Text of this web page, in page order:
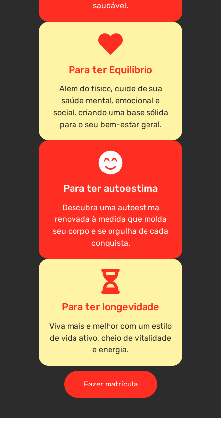
saudável.
Para ter Equilibrio
Além do físico, cuide de sua
saúde mental, emocional e
social, criando uma base sólida
para o seu bem-estar geral.
Para ter autoestima
Descubra uma autoestima
renovada à medida que molda
seu corpo e se orgulha de cada
conquista.
Para ter longevidade
Viva mais e melhor com um estilo
de vida ativo, cheio de vitalidade
e energia.
Fazer matrícula